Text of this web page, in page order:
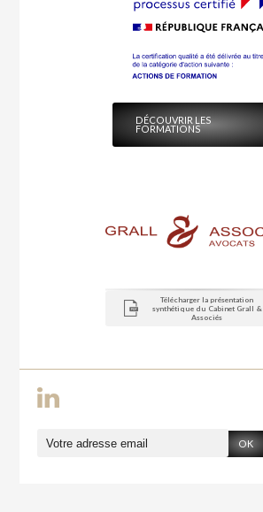
DÉCOUVRIR LES
FORMATIONS
Télécharger la présentation
synthétique du Cabinet Grall &
Associés
OK